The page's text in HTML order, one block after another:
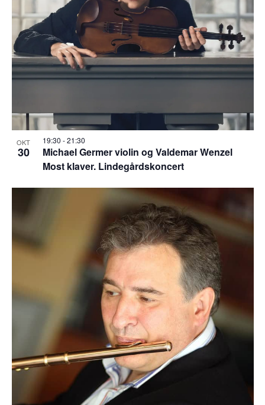
OKT
30
Michael Germer violin og Valdemar Wenzel
Most klaver. Lindegårdskoncert
19:30 -21:30